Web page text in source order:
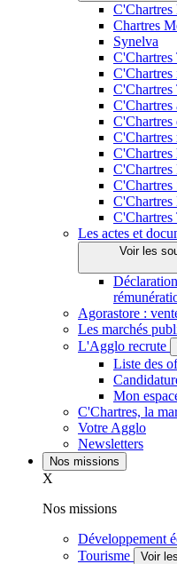
C'Chartres
Chartres
Synelva
C'Chartres
C'Chartres
C'Chartres
C'Chartres
C'Chartres
C'Chartres
C'Chartres
C'Chartres
C'Chartres
C'Chartres
C'Chartres
Les actes et
Voir les
Agorastore :
Les marchés
L'Agglo recrute
Liste des
Mon
C'Chartres, la
Votre Agglo
Newsletters
Nos missions
X
Nos missions
Développement
Tourisme
Voir